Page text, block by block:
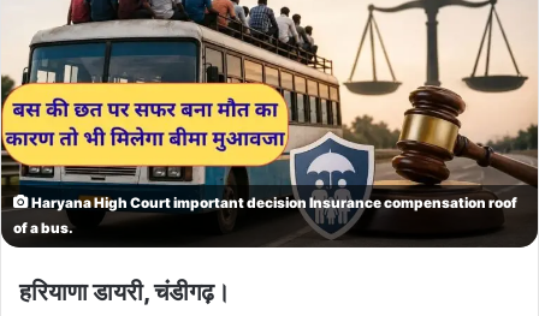
Haryana High Court important decision Insurance compensation roof
of a bus.
हरियाणा डायरी, चंडीगढ़।